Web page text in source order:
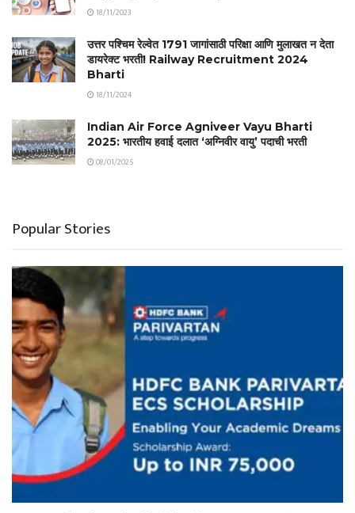
18/11/2023
उत्तर पश्चिम रेल्वेत 1791 जागांसाठी परिक्षा आणि मुलाखत न देता
डायरेक्ट भरती! Railway Recruitment 2024
Bharti
18/11/2024
Indian Air Force Agniveer Vayu Bharti
2025: भारतीय हवाई दलात ‘अग्निवीर वायु’ पदाची भरती
08/01/2025
Popular Stories